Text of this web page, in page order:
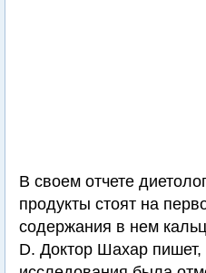
В своем отчете
продукты стоят на
содержания в нем
D. Доктор Шахар пишет,